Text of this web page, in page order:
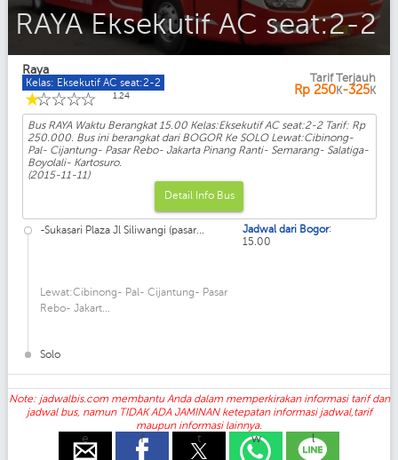
RAYA Eksekutif AC seat:2-2
Raya
Kelas: Eksekutif AC seat:2-2
☆
☆
☆
☆
☆ 1.24
Tarif Terjauh
Rp 250K-325K
Bus RAYA Waktu Berangkat 15.00 Kelas:Eksekutif AC seat:2-2 Tarif: Rp
250.000. Bus ini berangkat dari BOGOR Ke SOLO Lewat:Cibinong-
Pal- Cijantung- Pasar Rebo- Jakarta Pinang Ranti- Semarang- Salatiga-
Boyolali- Kartosuro.
(2015-11-11)
Detail Info Bus
-Sukasari Plaza Jl Siliwangi (pasar...
Lewat:Cibinong- Pal- Cijantung- Pasar
Rebo- Jakart...
Solo
Jadwal dari Bogor:
15.00
Note: jadwalbis.com membantu Anda dalam memperkirakan informasi tarif dan
jadwal bus, namun TIDAK ADA JAMINAN ketepatan informasi jadwal,tarif
maupun informasi lainnya.
e f t w l